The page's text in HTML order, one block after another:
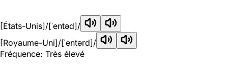
[États-Unis]/[ˈentəd]/
[Royaume-Uni]/[ˈentərd]/
Fréquence: Très élevé